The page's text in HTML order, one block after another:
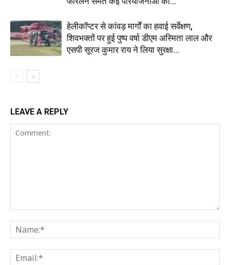
हेलीकॉप्टर से कांवड़ मार्गों का हवाई सर्वेक्षण,
शिवभक्तों पर हुई पुष्प वर्षा डीएम अस्मिता लाल और
एसपी सूरज कुमार राय ने लिया सुरक्षा...
LEAVE A REPLY